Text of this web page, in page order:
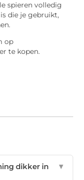
spieren volledig
die je gebruikt,
op
te kopen.
dikker in
▼